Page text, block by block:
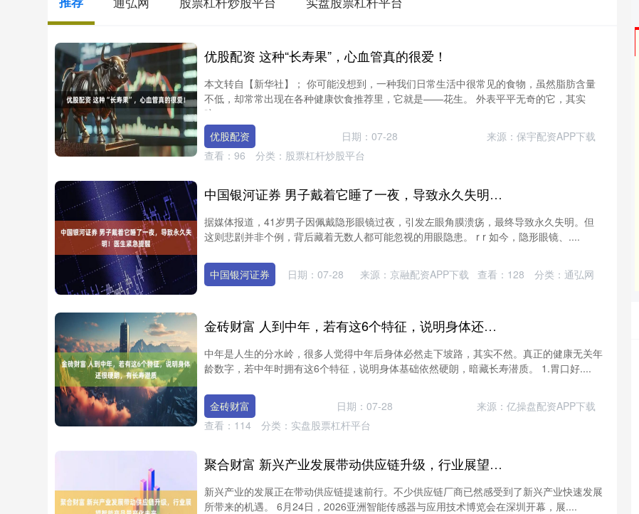
优股配资 这种“长寿果”，心血管真的很爱！
本文转自【新华社】； 你可能没想到，一种我们日常生活中很常见的食物，虽然脂肪含量
不低，却常常出现在各种健康饮食推荐里，它就是——花生。 外表平平无奇的它，其实
暗....
优股配资
日期：07-28
来源：保宇配资APP下载
查看： 96 分类： 股票杠杆炒股平台
中国银河证券 男子戴着它睡了一夜，导致永久失明！医生紧急提醒
据媒体报道，41岁男子因佩戴隐形眼镜过夜，引发左眼角膜溃疡，最终导致永久失明。但
这则悲剧并非个例，背后藏着无数人都可能忽视的用眼隐患。 r r 如今，隐形眼镜、....
中国银河证券 日期：07-28 来源：京融配资APP下载 查看： 128 分类： 通弘网
金砖财富 人到中年，若有这6个特征，说明身体还很硬朗，有长寿潜质
中年是人生的分水岭，很多人觉得中年后身体必然走下坡路，其实不然。真正的健康无关年
龄数字，若中年时拥有这6个特征，说明身体基础依然硬朗，暗藏长寿潜质。 1.胃口好....
金砖财富 日期：07-28
来源：亿操盘配资APP下载
查看： 114 分类： 实盘股票杠杆平台
聚合财富 新兴产业发展带动供应链升级，行业展望智能产品量产化未来
新兴产业的发展正在带动供应链提速前行。不少供应链厂商已然感受到了新兴产业快速发展
所带来的机遇。 6月24日，2026亚洲智能传感器与应用技术博览会在深圳开幕，展....
1.38% 沪深300 4691.07 39.76 0.85% 北证50 1130.98 8.10 0.72%